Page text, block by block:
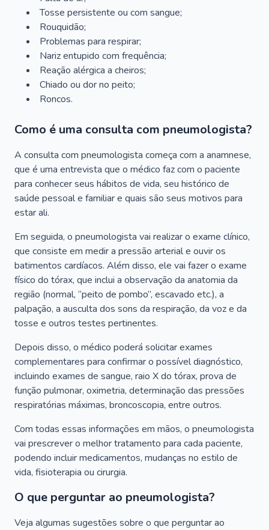
Tosse persistente ou com sangue;
Rouquidão;
Problemas para respirar;
Nariz entupido com frequência;
Reação alérgica a cheiros;
Chiado ou dor no peito;
Roncos.
Como é uma consulta com pneumologista?
A consulta com pneumologista começa com a anamnese,
que é uma entrevista que o médico faz com o paciente
para conhecer seus hábitos de vida, seu histórico de
saúde pessoal e familiar e quais são seus motivos para
estar ali.
Em seguida, o pneumologista vai realizar o exame clínico,
que consiste em medir a pressão arterial e ouvir os
batimentos cardíacos. Além disso, ele vai fazer o exame
físico do tórax, que inclui a observação da anatomia da
região (normal, “peito de pombo”, escavado etc.), a
palpação, a ausculta dos sons da respiração, da voz e da
tosse e outros testes pertinentes.
Depois disso, o médico poderá solicitar exames
complementares para confirmar o possível diagnóstico,
incluindo exames de sangue, raio X do tórax, prova de
função pulmonar, oximetria, determinação das pressões
respiratórias máximas, broncoscopia, entre outros.
Com todas essas informações em mãos, o pneumologista
vai prescrever o melhor tratamento para cada paciente,
podendo incluir medicamentos, mudanças no estilo de
vida, fisioterapia ou cirurgia.
O que perguntar ao pneumologista?
Veja algumas sugestões sobre o que perguntar ao